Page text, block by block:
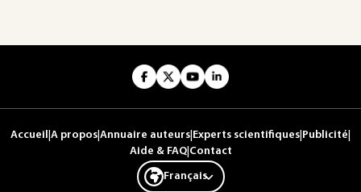
Accueil A propos Annuaire auteurs Experts scientifiques Publicité
Aide & FAQ| Contact
Français